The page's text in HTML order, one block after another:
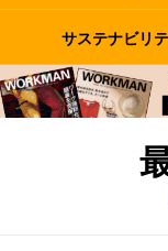
サステナビリ